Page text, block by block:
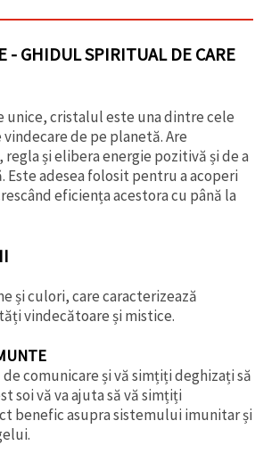
- GHIDUL SPIRITUAL DE CARE
cristalul este una dintre cele
de pe planetă. Are
și elibera energie pozitivă și de a
Este adesea folosit pentru a acoperi
eficiența acestora cu până la
și culori, care caracterizează
vindecătoare și mistice.
comunicare și vă simțiți deghizați să
soi vă va ajuta să vă simțiți
benefic asupra sistemului imunitar și